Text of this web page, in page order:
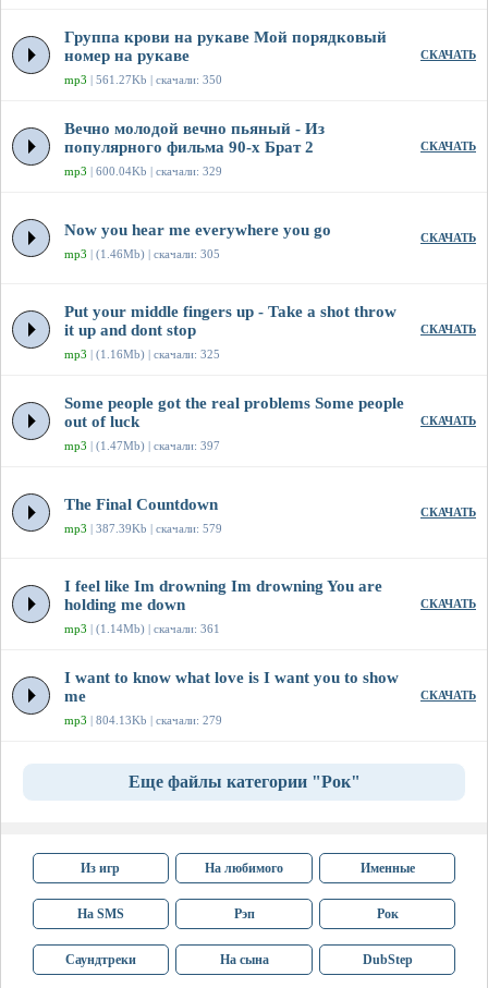
Группа крови на рукаве Мой порядковый
номер на рукаве
mp3 | 561.27Kb | скачали: 350
СКАЧАТЬ
Вечно молодой вечно пьяный - Из
популярного фильма 90-х Брат 2
mp3 | 600.04Kb | скачали: 329
СКАЧАТЬ
Now you hear me everywhere you go
mp3 | (1.46Mb) | скачали: 305
СКАЧАТЬ
Put your middle fingers up - Take a shot throw
it up and dont stop
mp3 | (1.16Mb) | скачали: 325
СКАЧАТЬ
Some people got the real problems Some people
out of luck
mp3 | (1.47Mb) | скачали: 397
СКАЧАТЬ
The Final Countdown
mp3 | 387.39Kb | скачали: 579
СКАЧАТЬ
I feel like Im drowning Im drowning You are
holding me down
mp3 | (1.14Mb) | скачали: 361
СКАЧАТЬ
I want to know what love is I want you to show
me
mp3 | 804.13Kb | скачали: 279
СКАЧАТЬ
Еще файлы категории "Рок"
Из игр На любимого Именные
На SMS Рэп Рок
Саундтреки На сына DubStep